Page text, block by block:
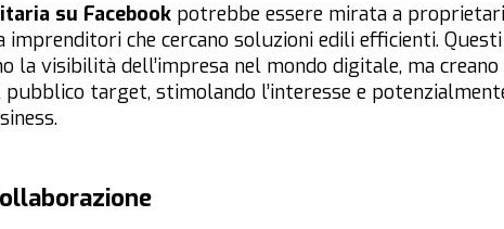
su Facebook potrebbe essere mirata a proprietari
imprenditori che cercano soluzioni edili efficienti. Questi
la visibilità dell’impresa nel mondo digitale, ma creano
pubblico target, stimolando l’interesse e